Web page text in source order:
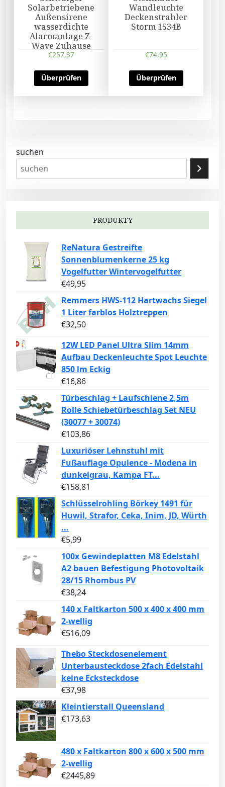
Solarbetriebene
Außensirene
wasserdichte
Alarmanlage Z-
Wave Zuhause
€257,37
Überprüfen
Wandleuchte
Deckenstrahler
Storm 1534B
€74,95
Überprüfen
suchen
PRODUKTY
ReNatura Gestreifte
Sonnenblumenkerne 25 kg
Vogelfutter Wintervogelfutter
€49,95
Remmers HWS-112 Hartwachs Siegel
1 Liter farblos Holztreppen
€32,50
12W LED Panel Ultra Slim 14mm
Aufbau Deckenleuchte Spot Leuchte
850 lm Eckig
€16,86
Türbeschlag + Laufschiene 2,5m
Rolle Schiebetürbeschlag Set NEU
(30077 + 30074)
€103,86
Luxuriöser Lehnstuhl mit
Fußauflage Opulence - Modena in
dunkelgrau, Kampa FT...
€158,81
Schlüsselrohling Börkey 1491 für
Huwil, Strafor, Ceka, Inim, JD, Würth
...
€5,99
100x Gewindeplatten M8 Edelstahl
A2 bauen Befestigung Photovoltaik
28/15 Rhombus PV
€38,24
140 x Faltkarton 500 x 400 x 400 mm
2-wellig
€516,09
Thebo Steckdosenelement
Unterbausteckdose 2fach Edelstahl
keine Ecksteckdose
€37,98
Kleintierstall Queensland
€173,63
480 x Faltkarton 800 x 600 x 500 mm
2-wellig
€2445,89